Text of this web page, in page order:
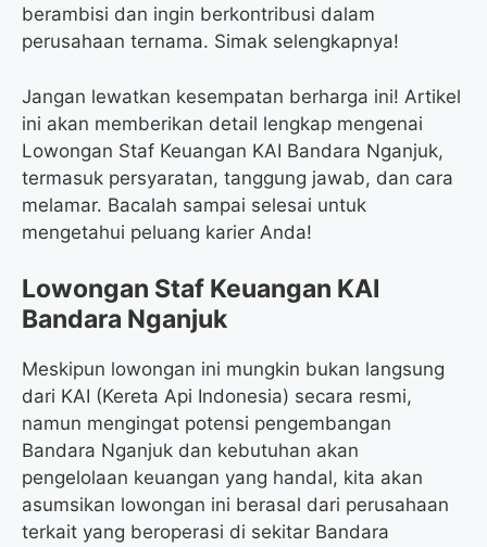
berambisi dan ingin berkontribusi dalam
perusahaan ternama. Simak selengkapnya!
Jangan lewatkan kesempatan berharga ini! Artikel
ini akan memberikan detail lengkap mengenai
Lowongan Staf Keuangan KAI Bandara Nganjuk,
termasuk persyaratan, tanggung jawab, dan cara
melamar. Bacalah sampai selesai untuk
mengetahui peluang karier Anda!
Lowongan Staf Keuangan KAI
Bandara Nganjuk
Meskipun lowongan ini mungkin bukan langsung
dari KAI (Kereta Api Indonesia) secara resmi,
namun mengingat potensi pengembangan
Bandara Nganjuk dan kebutuhan akan
pengelolaan keuangan yang handal, kita akan
asumsikan lowongan ini berasal dari perusahaan
terkait yang beroperasi di sekitar Bandara